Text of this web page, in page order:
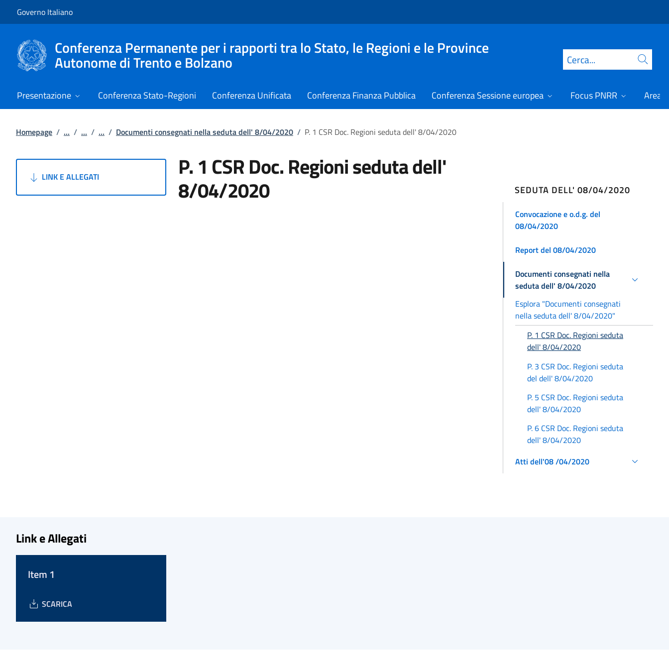
Governo Italiano
Conferenza Permanente per i rapporti tra lo Stato, le Regioni e le Province
Autonome di Trento e Bolzano Cerca
Presentazione Conferenza Stato-Regioni Conferenza Unificata Conferenza Finanza Pubblica Conferenza Sessione europea Focus PNRR Area
Homepage / ... / ... / ... / Documenti consegnati nella seduta dell' 8/04/2020 / P. 1 CSR Doc. Regioni seduta dell' 8/04/2020
LINK E ALLEGATI P. 1 CSR Doc. Regioni seduta dell'
8/04/2020 SEDUTA DELL' 08/04/2020
Convocazione e o.d.g. del
08/04/2020
Report del 08/04/2020
Documenti consegnati nella
seduta dell' 8/04/2020
Esplora "Documenti consegnati
nella seduta dell' 8/04/2020"
P. 1 CSR Doc. Regioni seduta
dell' 8/04/2020
P. 3 CSR Doc. Regioni seduta
del dell' 8/04/2020
P. 5 CSR Doc. Regioni seduta
dell' 8/04/2020
P. 6 CSR Doc. Regioni seduta
dell' 8/04/2020
Atti dell'08 /04/2020
Link e Allegati
Item 1
SCARICA